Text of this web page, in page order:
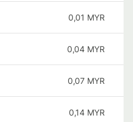
0,01 MYR
0,04 MYR
0,07 MYR
0,14 MYR